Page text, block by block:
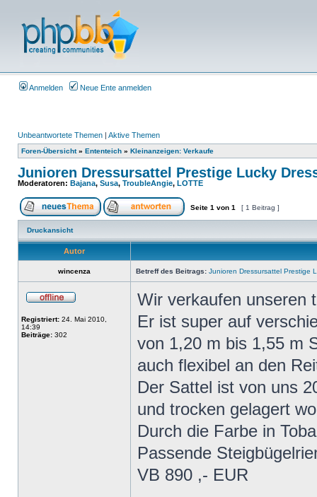
Anmelden Neue Ente anmelden
Unbeantwortete Themen | Aktive Themen
Foren-Übersicht» Ententeich » Kleinanzeigen: Verkaufe
Junioren Dressursattel Prestige Lucky
Moderatoren: Bajana, Susa, TroubleAngie, LOTTE
Seite 1 von 1 [ 1 Beitrag ]
Druckansicht
Autor
wincenza Betreff des Beitrags: Junioren Dressursattel Prestige
Registriert: 24. Mai 2010,
14:39
Beiträge: 302
Wir verkaufen unseren
Er ist super auf
von 1,20 m bis 1,55 m
auch flexibel an den
Der Sattel ist von uns
und trocken gelagert
Durch die Farbe in
Passende
VB 890 ,- EUR